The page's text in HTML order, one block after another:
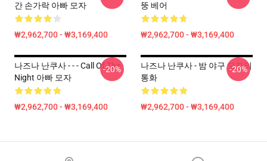
간 손가락 아빠 모자
₩2,962,700 - ₩3,169,400
뚱 베어
₩2,962,700 - ₩3,169,400
나즈나 난쿠사 - - - Call Of The
Night 아빠 모자
₩2,962,700 - ₩3,169,400
-20%
나즈나 난쿠사 - 밤 야구 모자의
통화
₩2,962,700 - ₩3,169,400
-20%